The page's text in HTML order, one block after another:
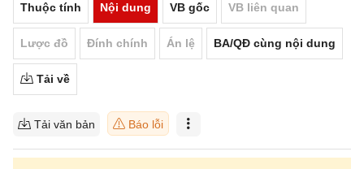
Thuộc tính Nội dung VB gốc VB liên quan
Lược đồ Đính chính Án lệ BA/QĐ cùng nội dung
Tải về
Tải văn bản Báo lỗi